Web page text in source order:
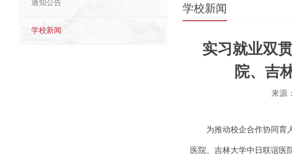
通知公告
学校新闻
学校新闻
实习就业双
院、吉
来源
为推动校企合作协同育
医院、吉林大学中日联谊医